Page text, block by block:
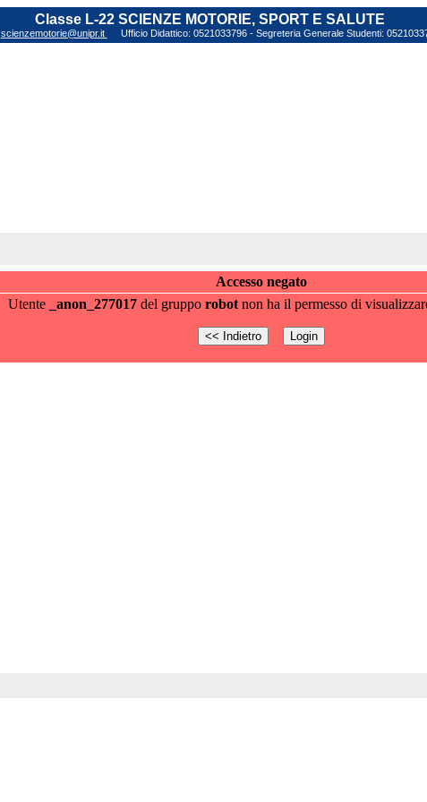
Classe L-22 SCIENZE MOTORIE, SPORT E SALUTE
scienzemotorie@unipr.it Ufficio Didattico: 0521033796 - Segreteria Generale Studenti:
Accesso negato
Utente
_anon_277017 del gruppo robot non ha il permesso di